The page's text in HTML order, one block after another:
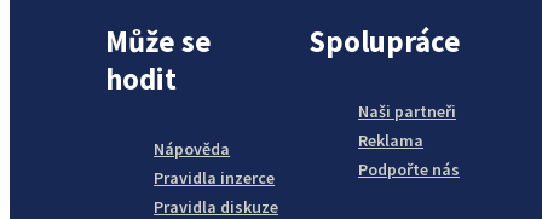
Může se
hodit
Nápověda
Pravidla inzerce
Pravidla diskuze
Spolupráce
Naši partneři
Reklama
Podpořte nás